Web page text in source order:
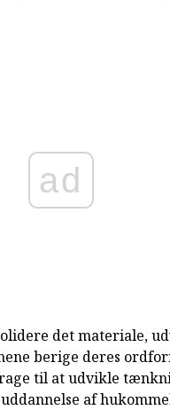
ad
det materiale,
berige deres
til at udvikle
af